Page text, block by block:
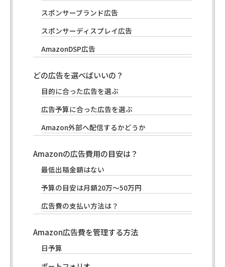
スポンサーブランド広告
スポンサーディスプレイ広告
AmazonDSP広告
どの広告を選べばいいの？
目的に合った広告を選ぶ
広告予算に合った広告を選ぶ
Amazon外部へ配信するかどうか
Amazonの広告費用の目安は？
最低出稿金額はない
予算の目安は月額20万～50万円
広告費の支払い方法は？
Amazon広告費を管理する方法
日予算